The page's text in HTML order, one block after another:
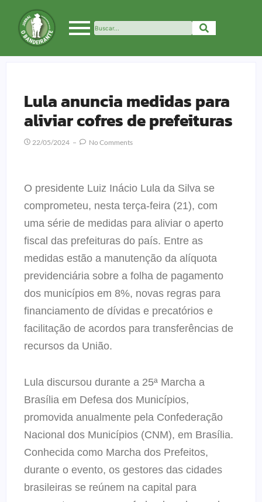
Lula anuncia medidas para
aliviar cofres de prefeituras
22/05/2024 No Comments
O presidente Luiz Inácio Lula da Silva se
comprometeu, nesta terça-feira (21), com
uma série de medidas para aliviar o aperto
fiscal das prefeituras do país. Entre as
medidas estão a manutenção da alíquota
previdenciária sobre a folha de pagamento
dos municípios em 8%, novas regras para
financiamento de dívidas e precatórios e
facilitação de acordos para transferências de
recursos da União.
Lula discursou durante a 25ª Marcha a
Brasília em Defesa dos Municípios,
promovida anualmente pela Confederação
Nacional dos Municípios (CNM), em Brasília.
Conhecida como Marcha dos Prefeitos,
durante o evento, os gestores das cidades
brasileiras se reúnem na capital para